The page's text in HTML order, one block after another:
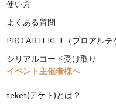
使い方
よくある質問
PRO ARTEKET（プロアルテ
シリアルコード受け取り
イベント主催者様へ
teket(テケト)とは？